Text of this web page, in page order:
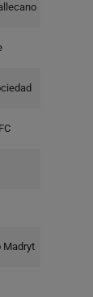
Madryt